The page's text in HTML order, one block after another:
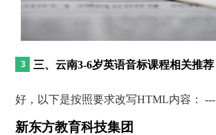
三、云南3-6岁英语音标课程相关推荐
好，以下是按照要求改写HTML内容： ---
新东方教育科技集团